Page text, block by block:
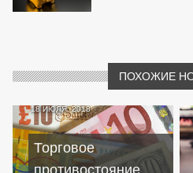
ПОХОЖИЕ
18 ИЮЛЯ, 2018
Торговое